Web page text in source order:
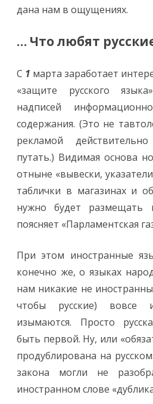
дана нам в ощущениях.
… Что любят
С 1 марта заработает
«защите русского
надписей
содержания. (Это не
рекламой
путать.) Видимая основа
отныне «вывески,
таблички в магазинах и
нужно будет размещать
поясняет «Парламентская
При этом иностранные
конечно же, о языках
нам никакие не
чтобы русские) вовсе
изымаются. Просто
быть первой. Ну, или
продублирована на
закона могли не
иностранном слове